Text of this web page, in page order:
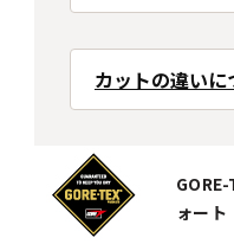
カットの違い
ォート